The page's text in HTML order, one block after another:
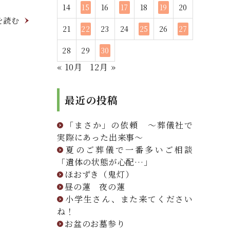
読む
14 15 16 17 18 19 20
21 22 23 24 25 26 27
28 29 30
« 10月 12月 »
最近の投稿
「まさか」の依頼 ～葬儀社で
実際にあった出来事～
夏のご葬儀で一番多いご相談
「遺体の状態が心配…」
ほおずき（鬼灯）
昼の蓮 夜の蓮
小学生さん、また来てください
ね！
お盆のお墓参り